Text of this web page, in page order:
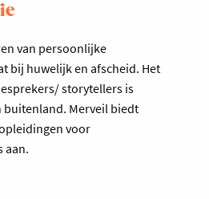
van persoonlijke
bij huwelijk en afscheid. Het
storytellers is
buitenland. Merveil biedt
voor
aan.